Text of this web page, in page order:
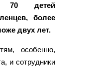
70 детей
более
двух лет.
особенно,
и сотрудники